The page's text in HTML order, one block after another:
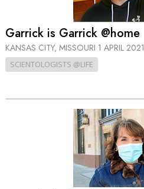
Garrick is Garrick @home
KANSAS CITY, MISSOURI 1 APRIL 2021
SCIENTOLOGISTS @LIFE